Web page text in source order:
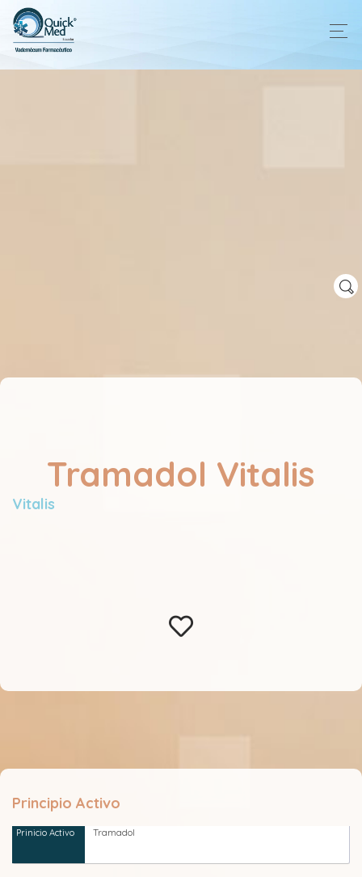
Tramadol Vitalis
Vitalis
Principio Activo
Tramadol